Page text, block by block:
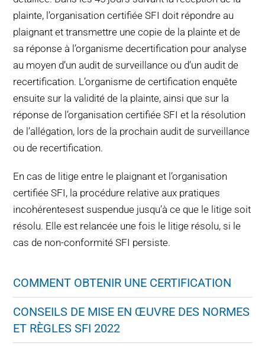
plainte, l’organisation certifiée SFI doit répondre au
plaignant et transmettre une copie de la plainte et de
sa réponse à l’organisme decertification pour analyse
au moyen d’un audit de surveillance ou d’un audit de
recertification. L’organisme de certification enquête
ensuite sur la validité de la plainte, ainsi que sur la
réponse de l’organisation certifiée SFI et la résolution
de l’allégation, lors de la prochain audit de surveillance
ou de recertification.
En cas de litige entre le plaignant et l’organisation
certifiée SFI, la procédure relative aux pratiques
incohérentesest suspendue jusqu’à ce que le litige soit
résolu. Elle est relancée une fois le litige résolu, si le
cas de non-conformité SFI persiste.
COMMENT OBTENIR UNE CERTIFICATION
CONSEILS DE MISE EN ŒUVRE DES NORMES
ET RÈGLES SFI 2022